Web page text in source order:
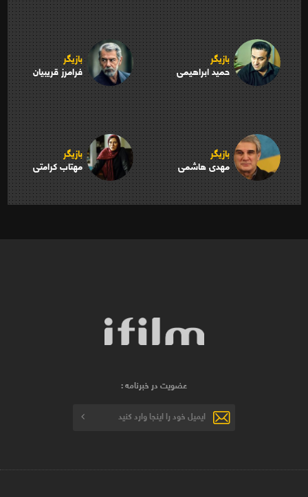
بازیگر
حمید ابراهیمی
بازیگر
فرامرز قریبیان
بازیگر
مهدی هاشمی
بازیگر
مهتاب کرامتی
عضویت در خبرنامه :